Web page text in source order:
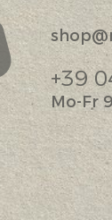
+39
Mo-Fr